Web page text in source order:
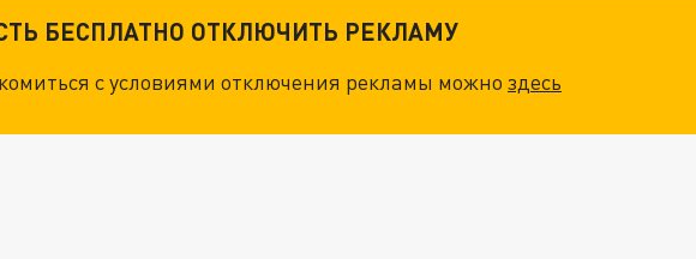
БЕСПЛАТНО ОТКЛЮЧИТЬ РЕКЛАМУ
с условиями отключения рекламы можноздесь